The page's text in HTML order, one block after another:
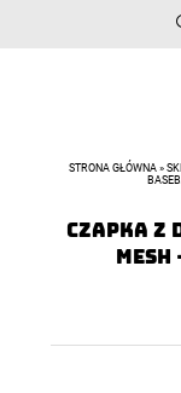
STRONA GŁÓWNA»
Czapka z